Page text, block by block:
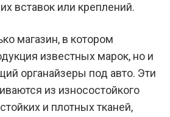
вставок или креплений.
магазин, в котором
известных марок, но и
органайзеры под авто. Эти
из износостойкого
и плотных тканей,